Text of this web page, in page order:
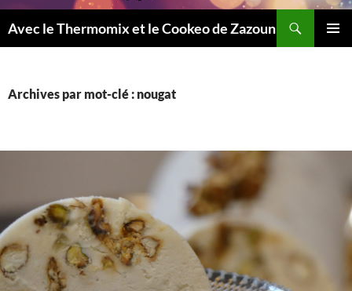
Avec le Thermomix et le Cookeo de Zazoun
Archives par mot-clé : nougat